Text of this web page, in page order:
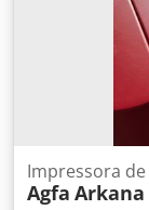
Impressora
Agfa Arkana